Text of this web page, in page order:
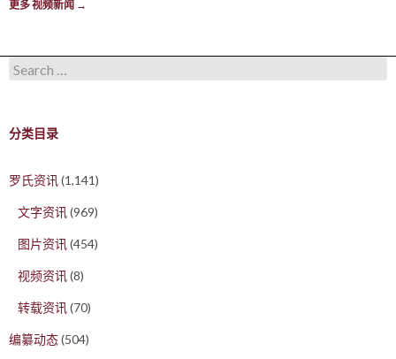
更多 视频新闻 →
Search for:
分类目录
罗氏资讯(1,141)
文字资讯(969)
图片资讯(454)
视频资讯(8)
转载资讯(70)
编纂动态(504)